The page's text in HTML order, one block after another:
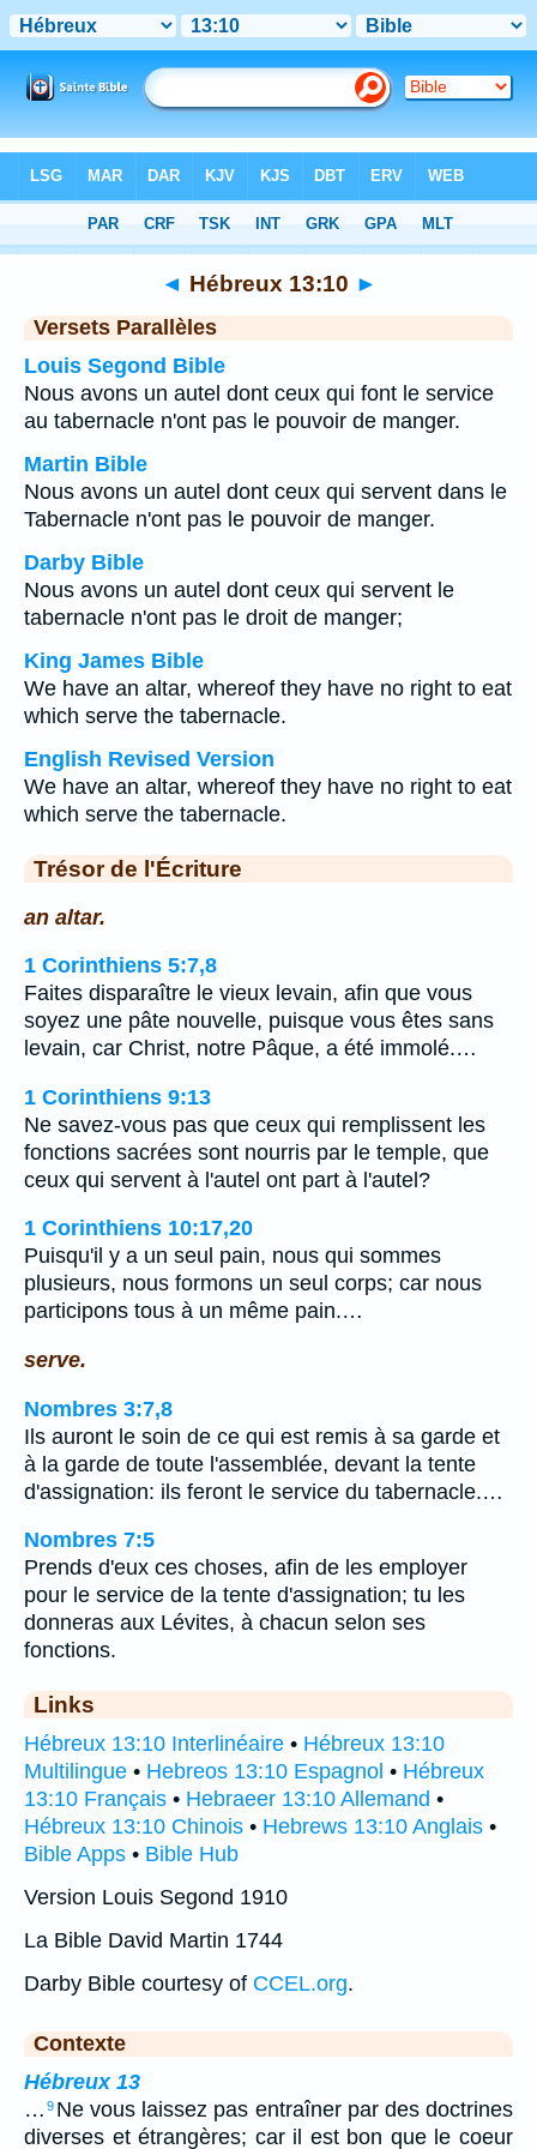
Chapitre 13> Verset 10
◄ Hébreux 13:10 ►
Versets Parallèles
Louis Segond Bible
Nous avons un autel dont ceux qui font le service
au tabernacle n'ont pas le pouvoir de manger.
Martin Bible
Nous avons un autel dont ceux qui servent dans le
Tabernacle n'ont pas le pouvoir de manger.
Darby Bible
Nous avons un autel dont ceux qui servent le
tabernacle n'ont pas le droit de manger;
King James Bible
We have an altar, whereof they have no right to eat
which serve the tabernacle.
English Revised Version
We have an altar, whereof they have no right to eat
which serve the tabernacle.
Trésor de l'Écriture
an altar.
1 Corinthiens 5:7,8
Faites disparaître le vieux levain, afin que vous
soyez une pâte nouvelle, puisque vous êtes sans
levain, car Christ, notre Pâque, a été immolé.…
1 Corinthiens 9:13
Ne savez-vous pas que ceux qui remplissent les
fonctions sacrées sont nourris par le temple, que
ceux qui servent à l'autel ont part à l'autel?
1 Corinthiens 10:17,20
Puisqu'il y a un seul pain, nous qui sommes
plusieurs, nous formons un seul corps; car nous
participons tous à un même pain.…
serve.
Nombres 3:7,8
Ils auront le soin de ce qui est remis à sa garde et
à la garde de toute l'assemblée, devant la tente
d'assignation: ils feront le service du tabernacle.…
Nombres 7:5
Prends d'eux ces choses, afin de les employer
pour le service de la tente d'assignation; tu les
donneras aux Lévites, à chacun selon ses
fonctions.
Links
Hébreux 13:10 Interlinéaire • Hébreux 13:10
Multilingue • Hebreos 13:10 Espagnol • Hébreux
13:10 Français • Hebraeer 13:10 Allemand •
Hébreux 13:10 Chinois • Hebrews 13:10 Anglais •
Bible Apps • Bible Hub
Version Louis Segond 1910
La Bible David Martin 1744
Darby Bible courtesy of CCEL.org.
Contexte
Hébreux 13
… 9 Ne vous laissez pas entraîner par des doctrines
diverses et étrangères; car il est bon que le coeur